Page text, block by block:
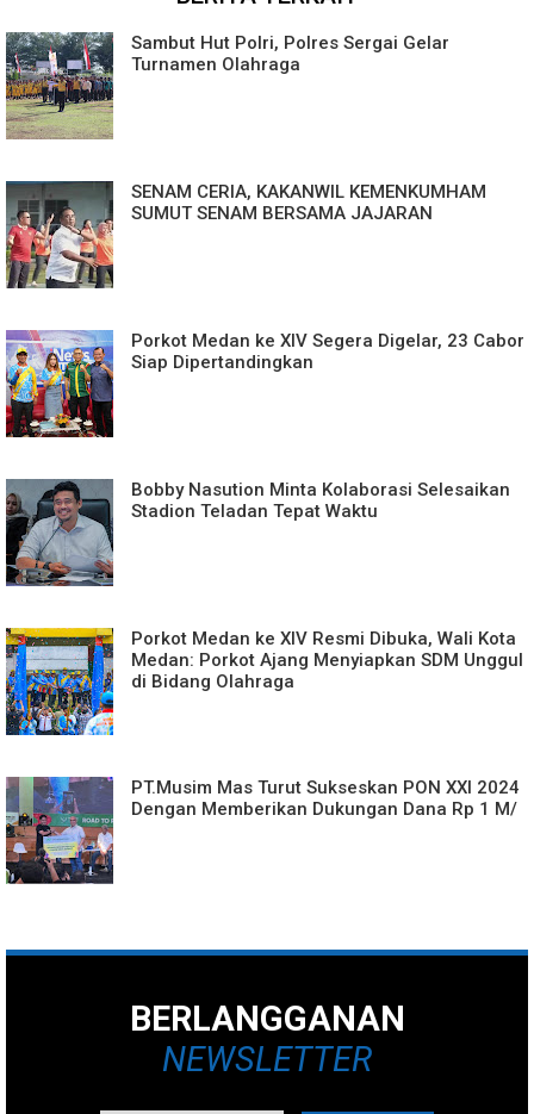
Sambut Hut Polri, Polres Sergai Gelar
Turnamen Olahraga
SENAM CERIA, KAKANWIL KEMENKUMHAM
SUMUT SENAM BERSAMA JAJARAN
Porkot Medan ke XIV Segera Digelar, 23 Cabor
Siap Dipertandingkan
Bobby Nasution Minta Kolaborasi Selesaikan
Stadion Teladan Tepat Waktu
Porkot Medan ke XIV Resmi Dibuka, Wali Kota
Medan: Porkot Ajang Menyiapkan SDM Unggul
di Bidang Olahraga
PT.Musim Mas Turut Sukseskan PON XXI 2024
Dengan Memberikan Dukungan Dana Rp 1 M/
BERLANGGANAN
NEWSLETTER